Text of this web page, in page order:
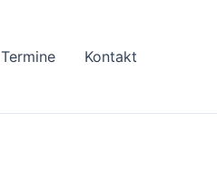
Termine Kontakt